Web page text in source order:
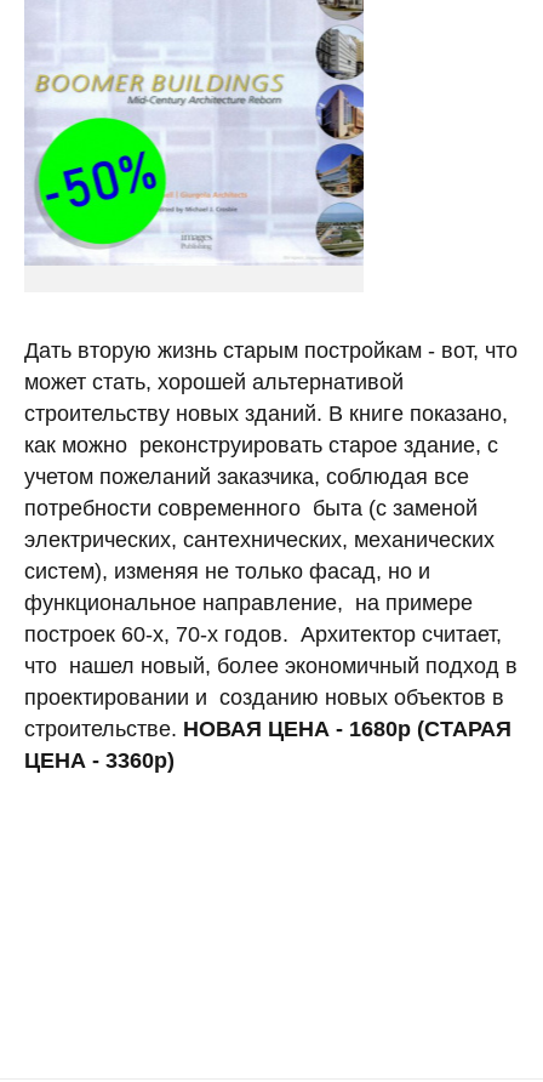
Дать вторую жизнь старым постройкам - вот, что
может стать, хорошей альтернативой
строительству новых зданий. В книге показано,
как можно реконструировать старое здание, с
учетом пожеланий заказчика, соблюдая все
потребности современного быта (с заменой
электрических, сантехнических, механических
систем), изменяя не только фасад, но и
функциональное направление, на примере
построек 60-х, 70-х годов. Архитектор считает,
что нашел новый, более экономичный подход в
проектировании и созданию новых объектов в
строительстве. НОВАЯ ЦЕНА - 1680р (СТАРАЯ
ЦЕНА - 3360р)